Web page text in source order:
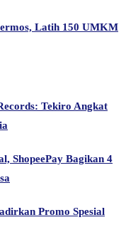
Latih 150 UMKM
Tekiro Angkat
ShopeePay Bagikan 4
Promo Spesial